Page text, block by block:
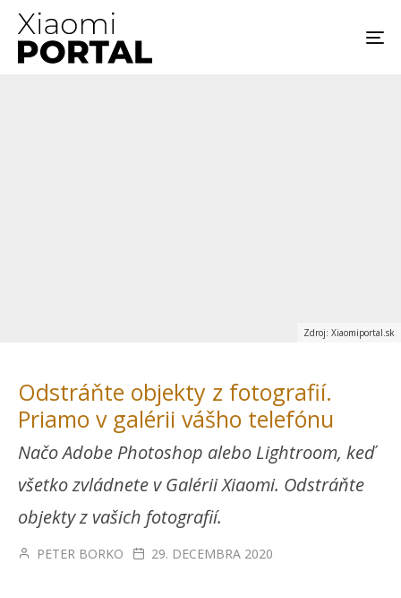
Zdroj: Xiaomiportal.sk
Odstráňte objekty z fotografií.
Priamo v galérii vášho telefónu
Načo Adobe Photoshop alebo Lightroom, keď
všetko zvládnete v Galérii Xiaomi. Odstráňte
objekty z vašich fotografií.
PETER BORKO 29. DECEMBRA 2020